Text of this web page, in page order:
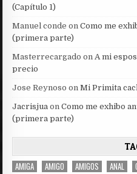
(Capítulo 1)
Manuel conde onComo me
(primera parte)
Masterrecargado onA mi
precio
Jose Reynoso onMi Primita
Jacrisjua onComo me exhibo
(primera parte)
AMIGA AMIGO AMIGOS ANAL